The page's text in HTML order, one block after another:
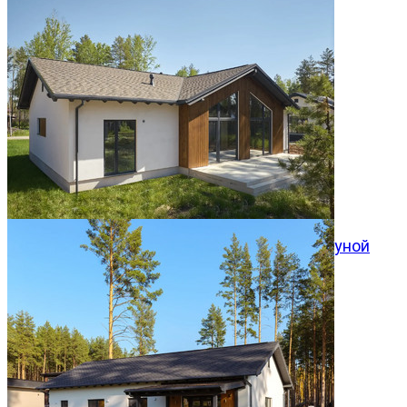
Одноэтажный дом со вторым светом и сауной
Хвойный 140м²
10.08.2026